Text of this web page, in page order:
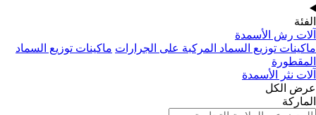
الفئة
آلات رش الأسمدة
ماكينات توزيع السماد المركبة على الجرارات ماكينات توزيع السماد
المقطورة
آلات نثر الأسمدة
عرض الكل
الماركة